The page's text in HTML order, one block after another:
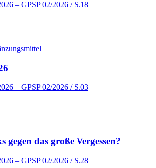
– GPSP 02/2026 / S.18
– GPSP 02/2026 / S.03
gegen das große Vergessen?
– GPSP 02/2026 / S.28